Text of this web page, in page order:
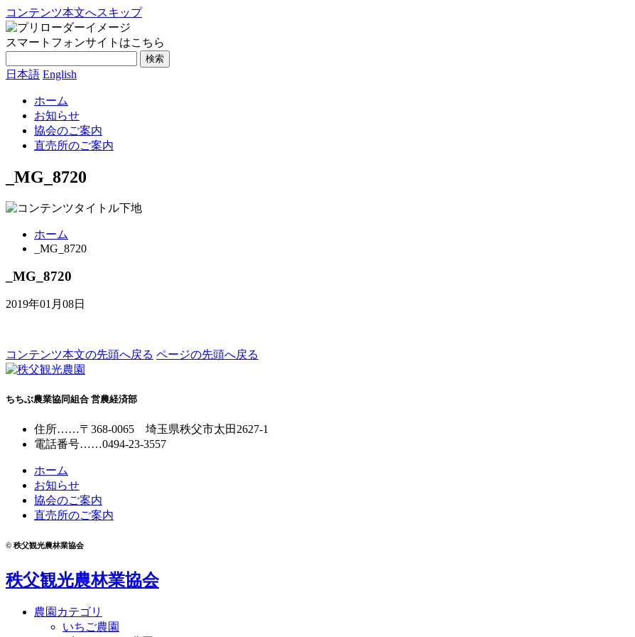
コンテンツ本文へスキップ
スマートフォンサイトはこちら
検索
日本語 English
ホーム
お知らせ
協会のご案内
直売所のご案内
_MG_8720
ホーム
_MG_8720
_MG_8720
2019年01月08日
コンテンツ本文の先頭へ戻る ページの先頭へ戻る
ちちぶ農業協同組合 営農経済部
住所……〒368-0065 埼玉県秩父市太田2627-1
電話番号……0494-23-3557
ホーム
お知らせ
協会のご案内
直売所のご案内
© 秩父観光農林業協会
秩父観光農林業協会
農園カテゴリ
いちご農園